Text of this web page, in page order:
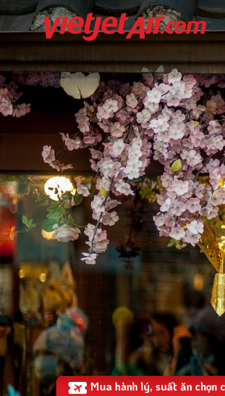
Mua hành lý, suất ăn chọn